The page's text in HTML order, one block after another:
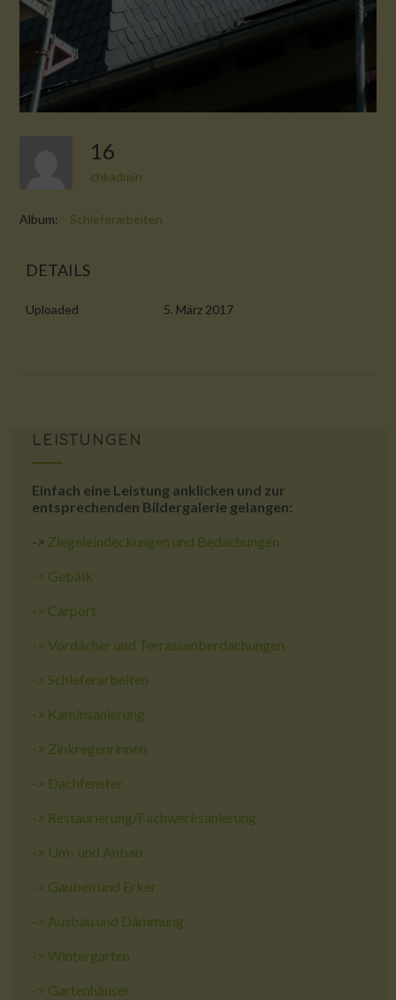
16
chkadmin
Album: Schieferarbeiten
DETAILS
Uploaded 5. März 2017
LEISTUNGEN
Einfach eine Leistung anklicken und zur
entsprechenden Bildergalerie gelangen:
-> Ziegeleindeckungen und Bedachungen
-> Gebälk
-> Carport
->Vordächer und Terrassenberdachungen
-> Schieferarbeiten
-> Kaminsanierung
-> Zinkregenrinnen
-> Dachfenster
-> Restaurierung/Fachwerksanierung
-> Um- und Anbau
-> Gauben und Erker
-> Ausbau und Dämmung
->Wintergarten
-> Gartenhäuser